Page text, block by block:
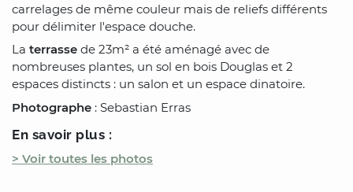
carrelages de même couleur mais de reliefs différents
pour délimiter l'espace douche.
La terrasse de 23m² a été aménagé avec de
nombreuses plantes, un sol en bois Douglas et 2
espaces distincts : un salon et un espace dinatoire.
Photographe : Sebastian Erras
En savoir plus :
> Voir toutes les photos